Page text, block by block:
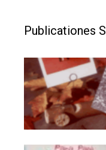
Publicationes